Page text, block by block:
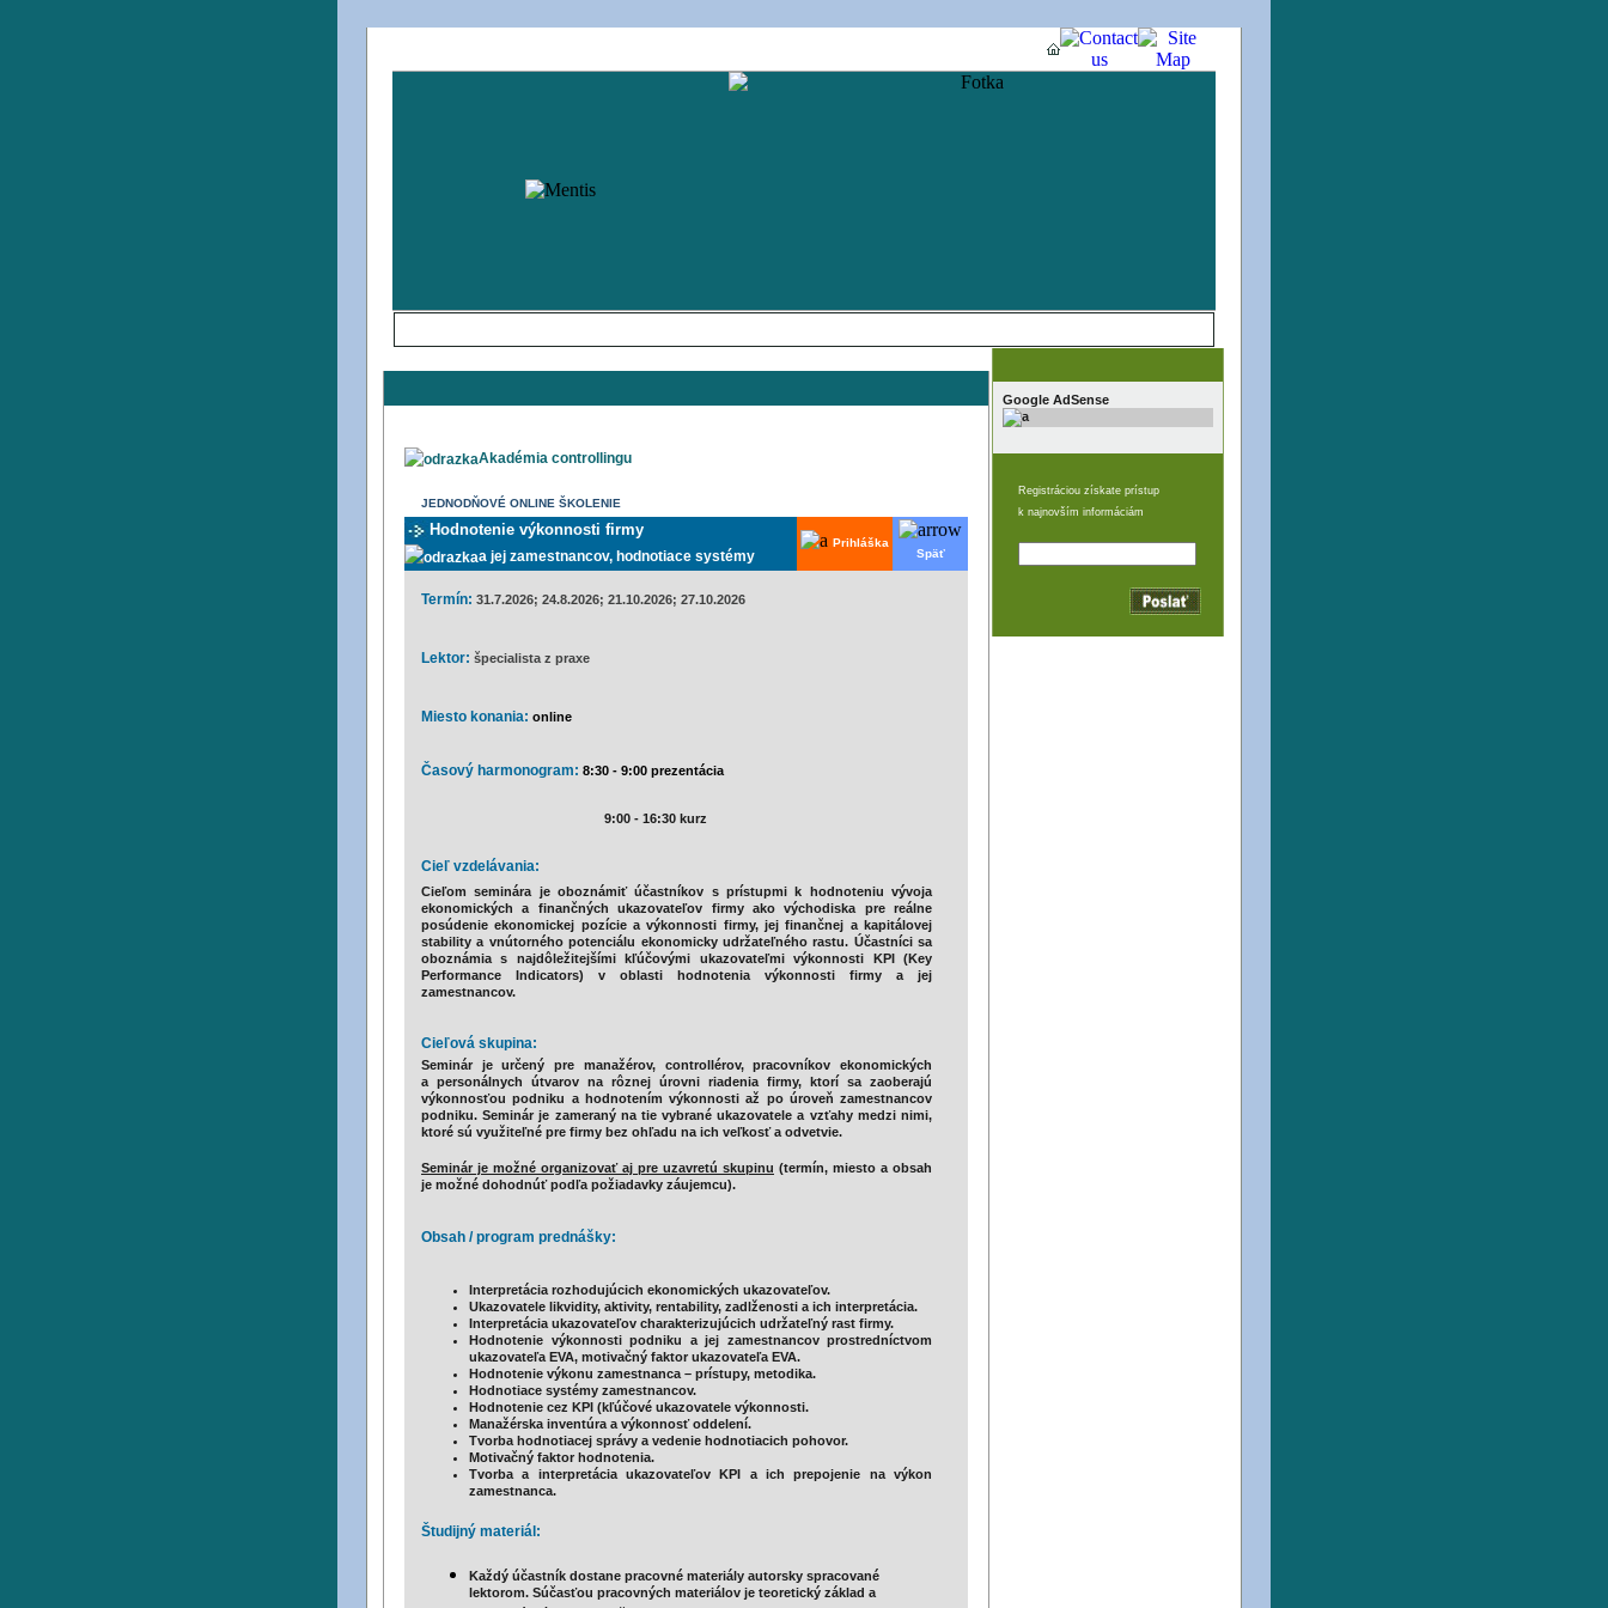
Akadémia controllingu
JEDNODŇOVÉ ONLINE ŠKOLENIE
Hodnotenie výkonnosti firmy
Prihláška
Späť
a jej zamestnancov, hodnotiace systémy
Termín: 31.7.2026; 24.8.2026; 21.10.2026; 27.10.2026
Lektor: špecialista z praxe
Miesto konania: online
Časový harmonogram: 8:30 - 9:00 prezentácia
9:00 - 16:30 kurz
Cieľ vzdelávania:
Cieľom seminára je oboznámiť účastníkov s prístupmi k hodnoteniu vývoja
ekonomických a finančných ukazovateľov firmy ako východiska pre reálne
posúdenie ekonomickej pozície a výkonnosti firmy, jej finančnej a kapitálovej
stability a vnútorného potenciálu ekonomicky udržateľného rastu. Účastníci sa
oboznámia s najdôležitejšími kľúčovými ukazovateľmi výkonnosti KPI (Key
Performance Indicators) v oblasti hodnotenia výkonnosti firmy a jej
zamestnancov.
Cieľová skupina:
Seminár je určený pre manažérov, controllérov, pracovníkov ekonomických
a personálnych útvarov na rôznej úrovni riadenia firmy, ktorí sa zaoberajú
výkonnosťou podniku a hodnotením výkonnosti až po úroveň zamestnancov
podniku. Seminár je zameraný na tie vybrané ukazovatele a vzťahy medzi nimi,
ktoré sú využiteľné pre firmy bez ohľadu na ich veľkosť a odvetvie.
Seminár je možné organizovať aj pre uzavretú skupinu (termín, miesto a obsah
je možné dohodnúť podľa požiadavky záujemcu).
Obsah / program prednášky:
Interpretácia rozhodujúcich ekonomických ukazovateľov.
Ukazovatele likvidity, aktivity, rentability, zadlženosti a ich interpretácia.
Interpretácia ukazovateľov charakterizujúcich udržateľný rast firmy.
Hodnotenie výkonnosti podniku a jej zamestnancov prostredníctvom
ukazovateľa EVA, motivačný faktor ukazovateľa EVA.
Hodnotenie výkonu zamestnanca – prístupy, metodika.
Hodnotiace systémy zamestnancov.
Hodnotenie cez KPI (kľúčové ukazovatele výkonnosti.
Manažérska inventúra a výkonnosť oddelení.
Tvorba hodnotiacej správy a vedenie hodnotiacich pohovor.
Motivačný faktor hodnotenia.
Tvorba a interpretácia ukazovateľov KPI a ich prepojenie na výkon
zamestnanca.
Študijný materiál:
Každý účastník dostane pracovné materiály autorsky spracované
lektorom. Súčasťou pracovných materiálov je teoretický základ a
Google AdSense
Registráciou získate prístup
k najnovším informáciám